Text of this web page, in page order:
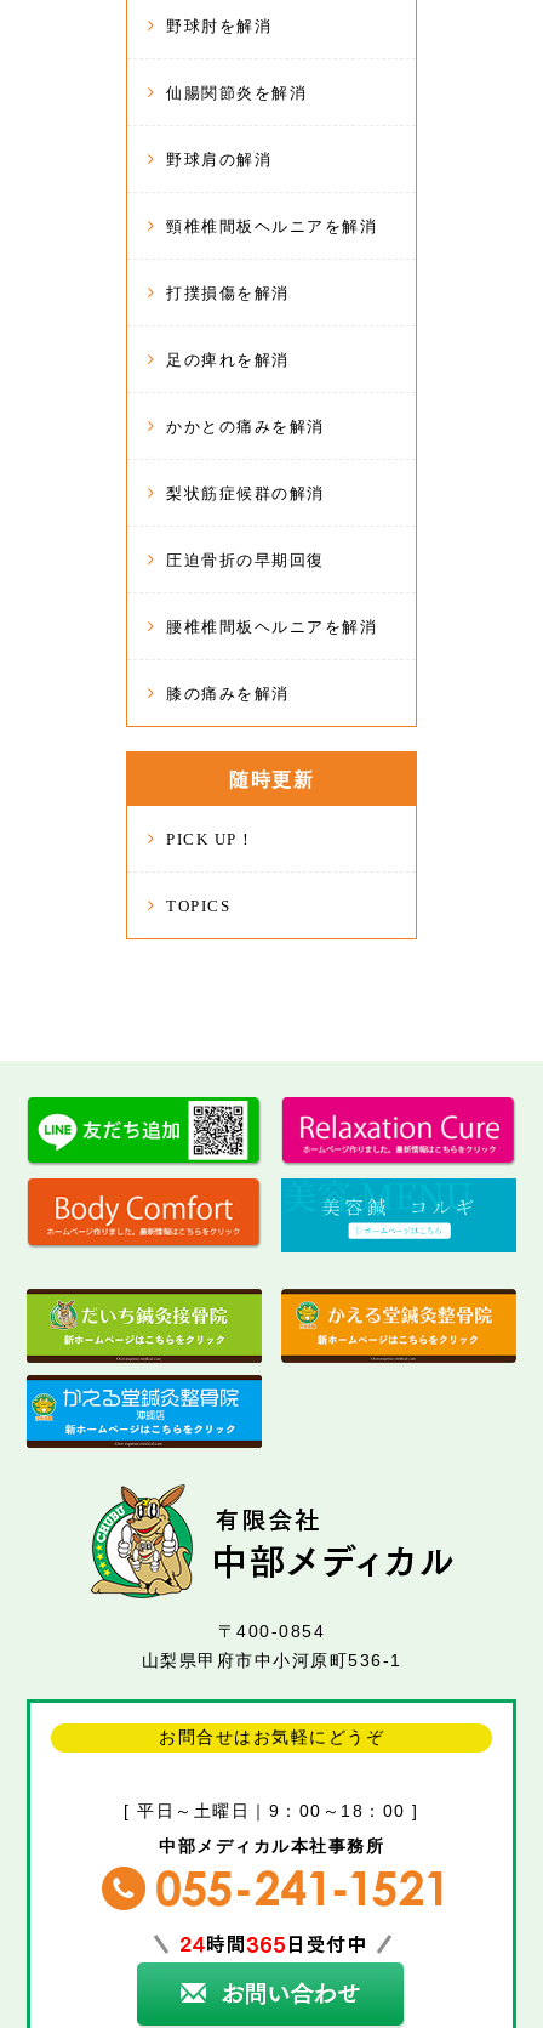
野球肘を解消
仙腸関節炎を解消
野球肩の解消
頸椎椎間板ヘルニアを解消
打撲損傷を解消
足の痺れを解消
かかとの痛みを解消
梨状筋症候群の解消
圧迫骨折の早期回復
腰椎椎間板ヘルニアを解消
膝の痛みを解消
随時更新
PICK UP！
TOPICS
〒400-0854
山梨県甲府市中小河原町536-1
お問合せはお気軽にどうぞ
[ 平日～土曜日｜9：00～18：00 ]
中部メディカル本社事務所